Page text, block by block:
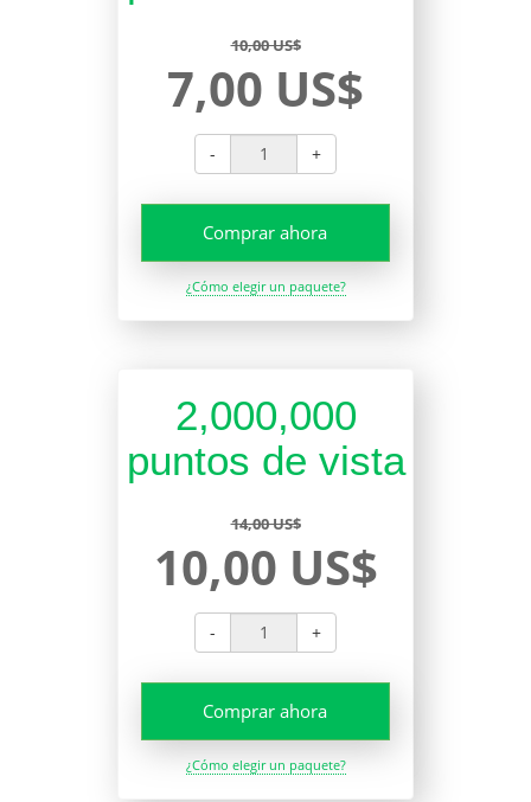
10,00 US$
7,00 US$
- +
Comprar ahora
¿Cómo elegir un paquete?
2,000,000
puntos de vista
14,00 US$
10,00 US$
- +
Comprar ahora
¿Cómo elegir un paquete?